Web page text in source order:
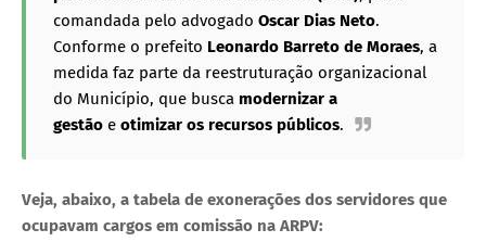
comandada pelo advogado Oscar Dias Neto.
Conforme o prefeito Leonardo Barreto de Moraes, a
medida faz parte da reestruturação organizacional
do Município, que busca modernizar a
gestão e otimizar os recursos públicos.
Veja, abaixo, a tabela de exonerações dos servidores que
ocupavam cargos em comissão na ARPV: